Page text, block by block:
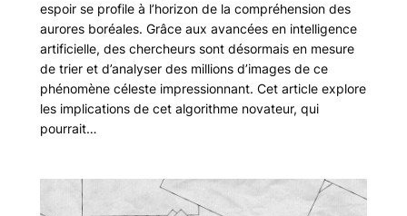
espoir se profile à l’horizon de la compréhension des
aurores boréales. Grâce aux avancées en intelligence
artificielle, des chercheurs sont désormais en mesure
de trier et d’analyser des millions d’images de ce
phénomène céleste impressionnant. Cet article explore
les implications de cet algorithme novateur, qui
pourrait…